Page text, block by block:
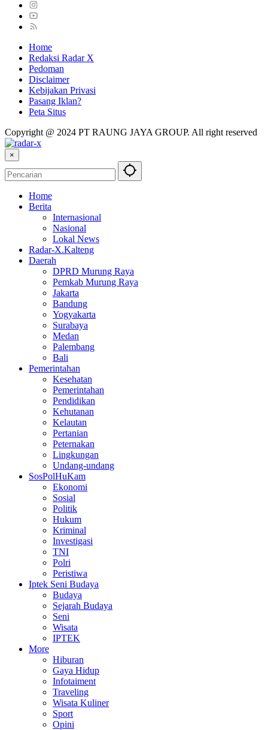
Home
Redaksi Radar X
Pedoman
Disclaimer
Kebijakan Privasi
Pasang Iklan?
Peta Situs
Copyright @ 2024 PT RAUNG JAYA GROUP. All right reserved
×
Home
Berita
Internasional
Nasional
Lokal News
Radar-X.Kalteng
Daerah
DPRD Murung Raya
Pemkab Murung Raya
Jakarta
Bandung
Yogyakarta
Surabaya
Medan
Palembang
Bali
Pemerintahan
Kesehatan
Pemerintahan
Pendidikan
Kehutanan
Kelautan
Pertanian
Peternakan
Lingkungan
Undang-undang
SosPolHuKam
Ekonomi
Sosial
Politik
Hukum
Kriminal
Investigasi
TNI
Polri
Peristiwa
Iptek Seni Budaya
Budaya
Sejarah Budaya
Seni
Wisata
IPTEK
More
Hiburan
Gaya Hidup
Infotaiment
Traveling
Wisata Kuliner
Sport
Opini